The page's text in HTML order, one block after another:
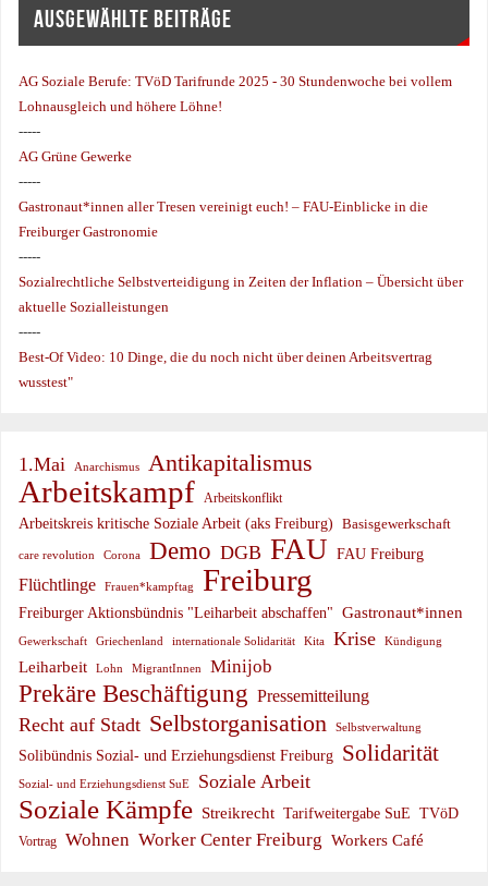
AUSGEWÄHLTE BEITRÄGE
AG Soziale Berufe:TVöD Tarifrunde 2025 - 30 Stundenwoche bei vollem
Lohnausgleich und höhere Löhne!
-----
AG Grüne Gewerke
-----
Gastronaut*innen aller Tresen vereinigt euch! – FAU-Einblicke in die
Freiburger Gastronomie
-----
Sozialrechtliche Selbstverteidigung in Zeiten der Inflation – Übersicht über
aktuelle Sozialleistungen
-----
Best-Of Video: 10 Dinge, die du noch nicht über deinen Arbeitsvertrag
wusstest"
1.Mai Anarchismus Antikapitalismus
Arbeitskampf Arbeitskonflikt
Arbeitskreis kritische Soziale Arbeit (aks Freiburg) Basisgewerkschaft
care revolution Corona Demo DGB FAU FAU Freiburg
Flüchtlinge Frauen*kampftag Freiburg
Freiburger Aktionsbündnis "Leiharbeit abschaffen" Gastronaut*innen
Gewerkschaft Griechenland internationale Solidarität Kita Krise Kündigung
Leiharbeit Lohn MigrantInnen Minijob
Prekäre Beschäftigung Pressemitteilung
Recht auf Stadt Selbstorganisation Selbstverwaltung
Solibündnis Sozial- und Erziehungsdienst Freiburg Solidarität
Sozial- und Erziehungsdienst SuE Soziale Arbeit
Soziale Kämpfe Streikrecht Tarifweitergabe SuE TVöD
Vortrag Wohnen Worker Center Freiburg Workers Café